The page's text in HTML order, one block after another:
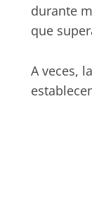
durante
que
A veces,